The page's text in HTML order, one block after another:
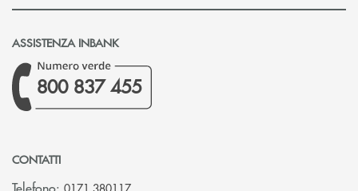
ASSISTENZA INBANK
800 837 455
CONTATTI
Telefono: 0171.380117